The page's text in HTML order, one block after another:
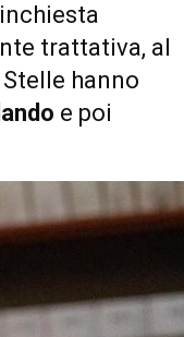
trattativa, al
Stelle hanno
e poi